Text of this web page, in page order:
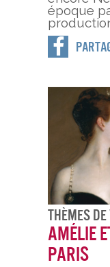
époque
Thèmes
Amélie
Paris